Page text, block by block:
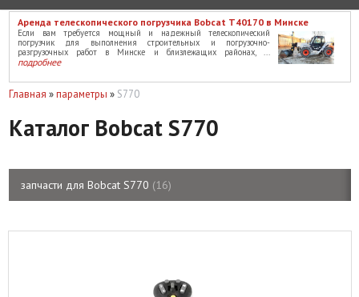
Аренда телескопического погрузчика Bobcat T40170 в Минске
Если вам требуется мощный и надежный телескопический
погрузчик для выполнения строительных и погрузочно-
разгрузочных работ в Минске и близлежащих районах, ...
подробнее
Главная »параметры » S770
Каталог Bobcat S770
запчасти для Bobcat S770 16